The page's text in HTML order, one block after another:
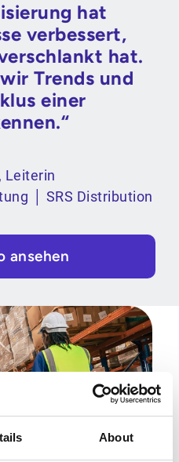
About
hat
verbessert,
hat.
Trends und
einer
Leiterin
│ SRS Distribution
ansehen